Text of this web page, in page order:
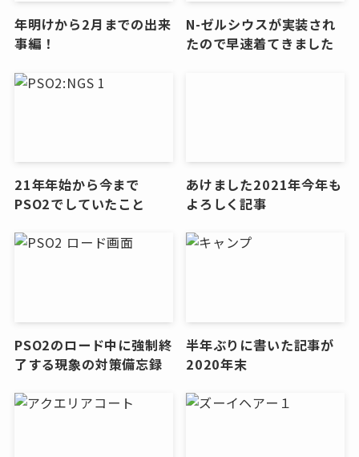
年明けから2月までの出来
事編！
N-ゼルシウスが実装され
たので早速着てきました
21年年始から今まで
PSO2でしていたこと
あけました2021年今年も
よろしく記事
PSO2のロード中に強制終
了する現象の対策備忘録
半年ぶりに書いた記事が
2020年末